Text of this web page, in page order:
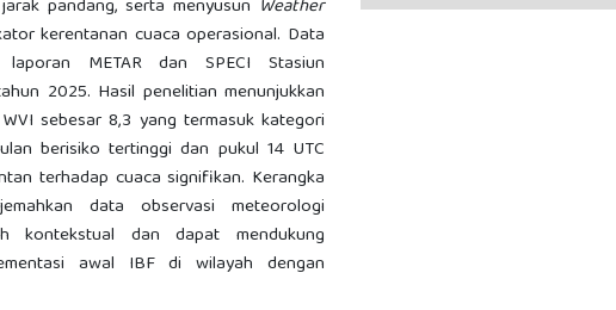
pandang, serta menyusun Weather
kerentanan cuaca operasional. Data
METAR dan SPECI Stasiun
2025. Hasil penelitian menunjukkan
sebesar 8,3 yang termasuk kategori
berisiko tertinggi dan pukul 14 UTC
terhadap cuaca signifikan. Kerangka
data observasi meteorologi
kontekstual dan dapat mendukung
awal IBF di wilayah dengan